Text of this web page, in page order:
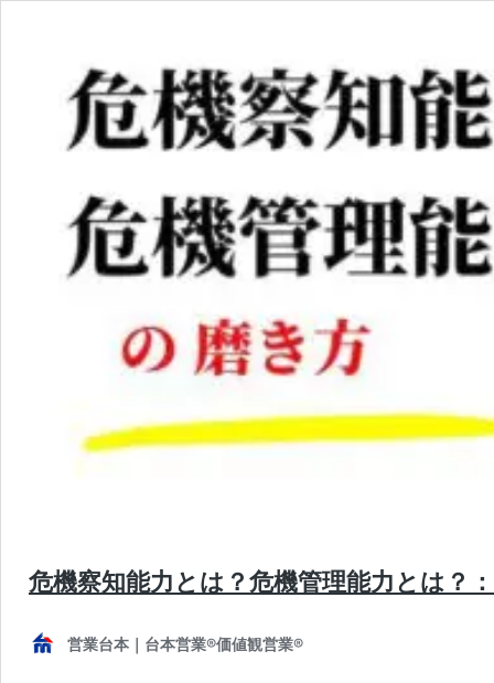
危機察知能力とは？危機管理能力とは？
営業台本｜台本営業®︎価値観営業®︎